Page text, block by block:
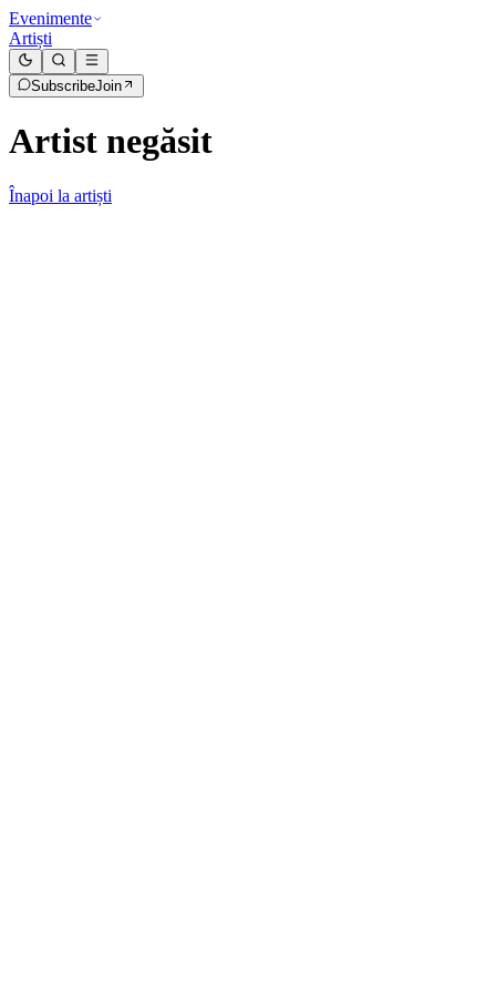
Evenimente
Artiști
SubscribeJoin
Artist negăsit
Înapoi la artiști